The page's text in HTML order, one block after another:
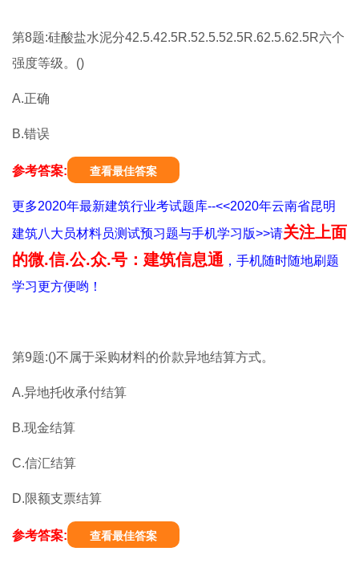
第8题:硅酸盐水泥分42.5.42.5R.52.5.52.5R.62.5.62.5R六个
强度等级。()
A.正确
B.错误
参考答案: 查看最佳答案
更多2020年最新建筑行业考试题库--<<2020年云南省昆明
建筑八大员材料员测试预习题与手机学习版>>请关注上面
的微.信.公.众.号：建筑信息通 ，手机随时随地刷题
学习更方便哟！
第9题:()不属于采购材料的价款异地结算方式。
A.异地托收承付结算
B.现金结算
C.信汇结算
D.限额支票结算
参考答案: 查看最佳答案